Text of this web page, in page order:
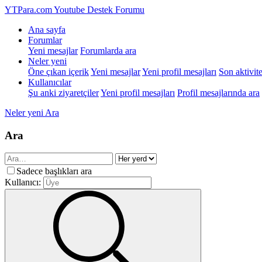
YTPara.comYoutube Destek Forumu
Ana sayfa
Forumlar
Yeni mesajlar Forumlarda ara
Neler yeni
Öne çıkan içerikYeni mesajlarYeni profil mesajları Son
Kullanıcılar
Şu anki ziyaretçilerYeni profil mesajları Profil mesajlarında ara
Neler yeni Ara
Ara
Sadece başlıkları ara
Kullanıcı: